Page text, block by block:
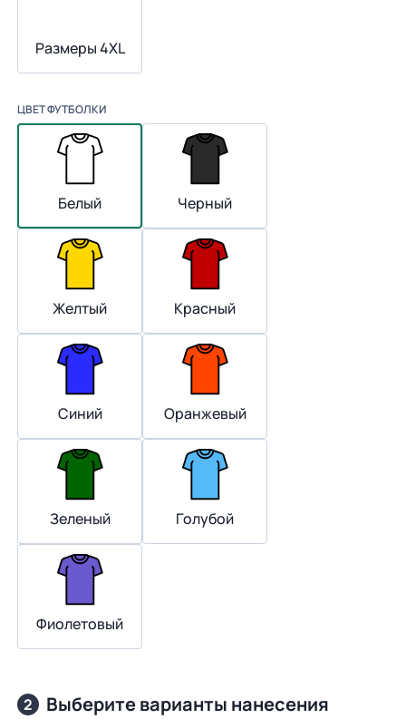
Размеры 4XL
ЦВЕТ ФУТБОЛКИ
Белый Черный
Желтый Красный
Синий Оранжевый
Зеленый Голубой
Фиолетовый
2 Выберите варианты нанесения